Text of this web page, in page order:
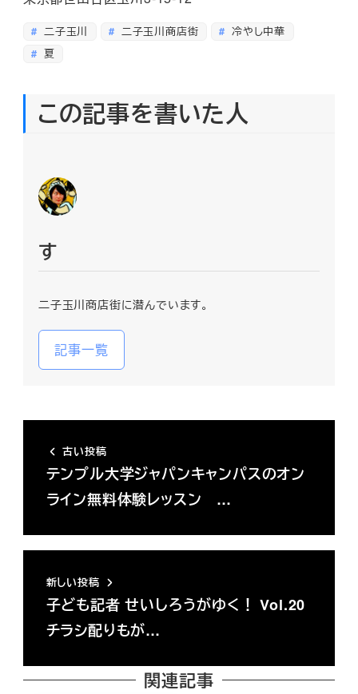
二子玉川 二子玉川商店街
冷やし中華
夏
この記事を書いた人
す
二子玉川商店街に潜んでいます。
記事一覧
古い投稿
テンプル大学ジャパンキャンパスのオン
ライン無料体験レッスン …
新しい投稿
子ども記者 せいしろうがゆく！ Vol.20
チラシ配りもが…
関連記事